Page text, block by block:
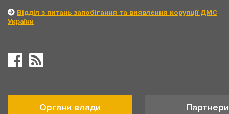
Відділ з питань запобігання та виявлення корупції ДМС
України
Органи влади Партнери